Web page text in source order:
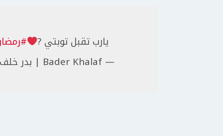
يارب تقبل توبتي ?
— Bader Khalaf | بدر خلف (@iambaderkhalaf)